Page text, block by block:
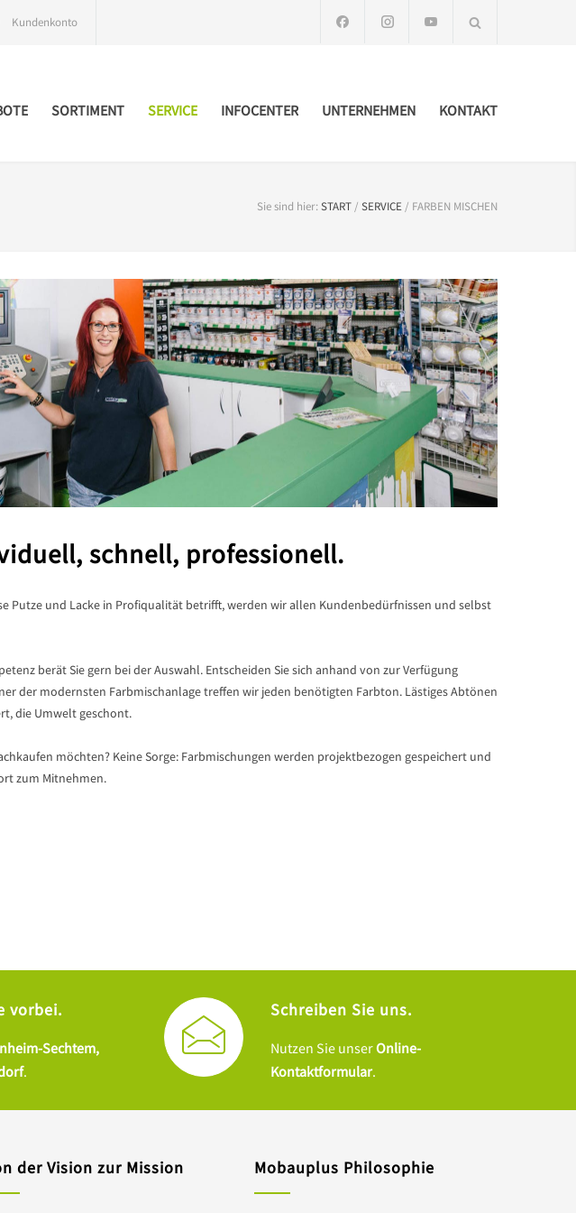
Kundenkonto
SORTIMENT SERVICE INFOCENTER UNTERNEHMEN KONTAKT
Sie sind hier:START / SERVICE / FARBEN MISCHEN
schnell, professionell.
Putze und Lacke in Profiqualität betrifft, werden wir allen Kundenbedürfnissen und selbst
berät Sie gern bei der Auswahl. Entscheiden Sie sich anhand von zur Verfügung
der modernsten Farbmischanlage treffen wir jeden benötigten Farbton. Lästiges Abtönen
die Umwelt geschont.
möchten? Keine Sorge: Farbmischungen werden projektbezogen gespeichert und
zum Mitnehmen.
vorbei.
Sechtem,
.
Schreiben Sie uns.
Nutzen Sie unserOnline-
Kontaktformular.
der Vision zur Mission Mobauplus Philosophie